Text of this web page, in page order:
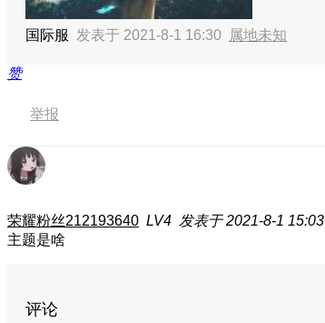
国际服 发表于 2021-8-1 16:30 属地未知
赞
举报
荣耀粉丝212193640 LV4 发表于 2021-8-1 15:03
主题是啥
评论